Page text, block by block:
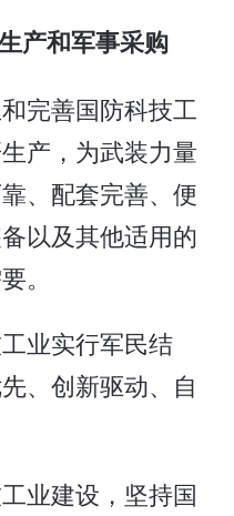
产和军事采购
完善国防科技工
产，为武装力量
、配套完善、便
以及其他适用的
。
业实行军民结
、创新驱动、自
业建设，坚持国